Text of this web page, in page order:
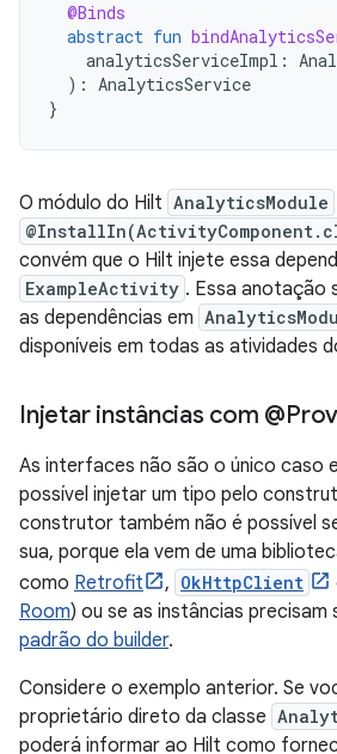
@Binds
abstract fun
analyticsServiceImpl :
): AnalyticsService
}
O módulo do Hilt AnalyticsModule
convém que o Hilt injete essa
ExampleActivity . Essa anotação
as dependências em
disponíveis em todas as atividades
Injetar instâncias com
As interfaces não são o único caso
possível injetar um tipo pelo
construtor também não é possível
sua, porque ela vem de uma
como Retrofit , OkHttpClient
Room) ou se as instâncias
padrão do builder.
Considere o exemplo anterior. Se
proprietário direto da classe
poderá informar ao Hilt como